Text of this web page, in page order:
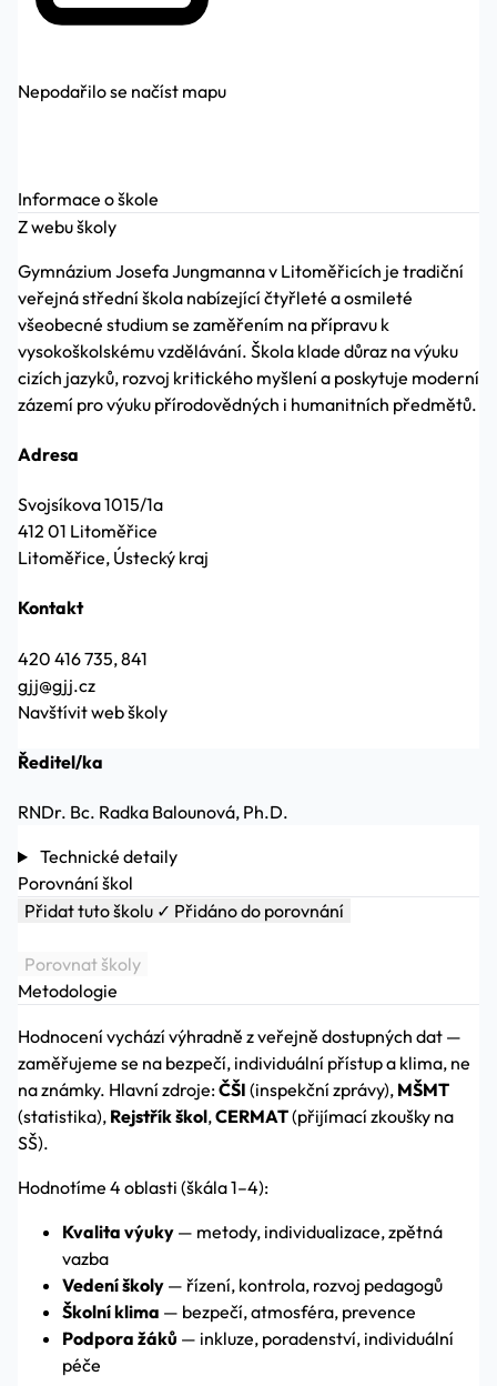
Nepodařilo se načíst mapu
Informace o škole
Z webu školy
Gymnázium Josefa Jungmanna v Litoměřicích je tradiční
veřejná střední škola nabízející čtyřleté a osmileté
všeobecné studium se zaměřením na přípravu k
vysokoškolskému vzdělávání. Škola klade důraz na výuku
cizích jazyků, rozvoj kritického myšlení a poskytuje moderní
zázemí pro výuku přírodovědných i humanitních předmětů.
Adresa
Svojsíkova 1015/1a
412 01 Litoměřice
Litoměřice, Ústecký kraj
Kontakt
420 416 735, 841
gjj@gjj.cz
Navštívit web školy
Ředitel/ka
RNDr. Bc. Radka Balounová, Ph.D.
Technické detaily
Porovnání škol
Přidat tuto školu ✓ Přidáno do porovnání
Porovnat školy
Metodologie
Hodnocení vychází výhradně z veřejně dostupných dat —
zaměřujeme se na bezpečí, individuální přístup a klima, ne
na známky. Hlavní zdroje:ČŠI (inspekční zprávy), MŠMT
(statistika), Rejstřík škol,CERMAT(přijímací zkoušky na
SŠ).
Hodnotíme 4 oblasti (škála 1–4):
Kvalita výuky — metody, individualizace, zpětná
vazba
Vedení školy — řízení, kontrola, rozvoj pedagogů
Školní klima — bezpečí, atmosféra, prevence
Podpora žáků — inkluze, poradenství, individuální
péče